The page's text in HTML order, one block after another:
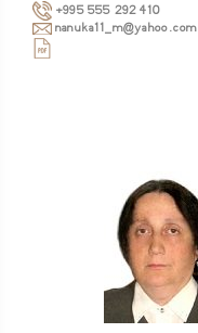
+995 555 292 410
nanuka11_m@yahoo.com